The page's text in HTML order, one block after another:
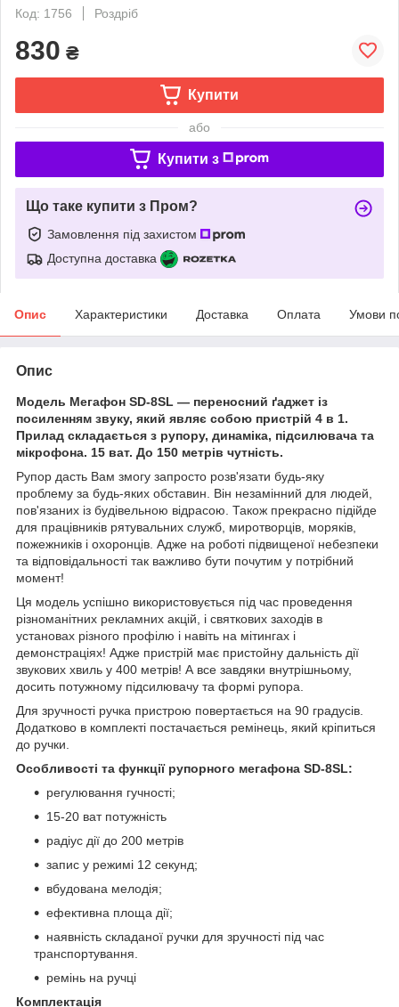
Код: 1756
Роздріб
830 ₴
Купити
або
Купити з
Що таке купити з Пром?
Замовлення під захистом
Доступна доставка
Опис Характеристики Доставка Оплата Умови
Опис
Модель Мегафон SD-8SL — переносний ґаджет із
посиленням звуку, який являє собою пристрій 4 в 1.
Прилад складається з рупору, динаміка, підсилювача та
мікрофона. 15 ват. До 150 метрів чутність.
Рупор дасть Вам змогу запросто розв'язати будь-яку
проблему за будь-яких обставин. Він незамінний для людей,
пов'язаних із будівельною відрасою. Також прекрасно підійде
для працівників рятувальних служб, миротворців, моряків,
пожежників і охоронців. Адже на роботі підвищеної небезпеки
та відповідальності так важливо бути почутим у потрібний
момент!
Ця модель успішно використовується під час проведення
різноманітних рекламних акцій, і святкових заходів в
установах різного профілю і навіть на мітингах і
демонстраціях! Адже пристрій має пристойну дальність дії
звукових хвиль у 400 метрів! А все завдяки внутрішньому,
досить потужному підсилювачу та формі рупора.
Для зручності ручка пристрою повертається на 90 градусів.
Додатково в комплекті постачається ремінець, який кріпиться
до ручки.
Особливості та функції рупорного мегафона SD-8SL:
регулювання гучності;
15-20 ват потужність
радіус дії до 200 метрів
запис у режимі 12 секунд;
вбудована мелодія;
ефективна площа дії;
наявність складаної ручки для зручності під час
транспортування.
ремінь на ручці
Комплектація